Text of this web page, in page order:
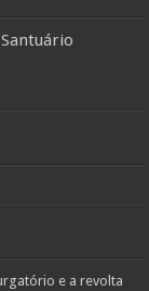
e a revolta